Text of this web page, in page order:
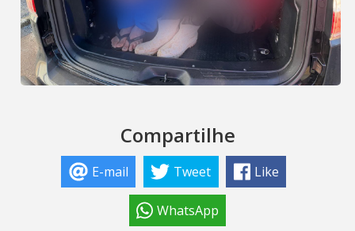
Compartilhe
E-mail Tweet Like
WhatsApp